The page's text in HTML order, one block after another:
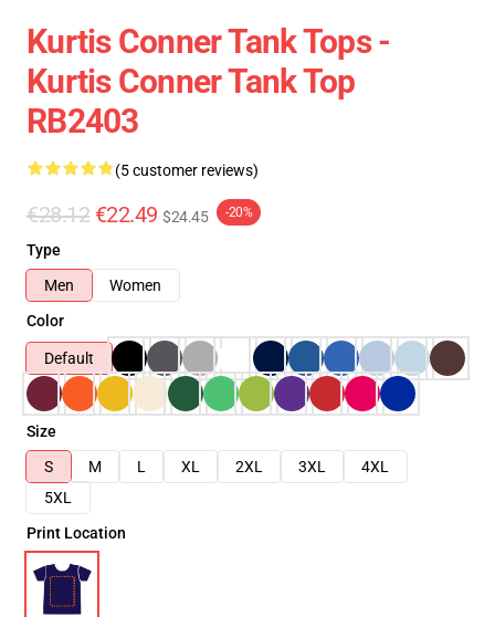
Kurtis Conner Tank Tops -
Kurtis Conner Tank Top
RB2403
(5 customer reviews)
€28.12 €22.49 $24.45 -20%
Type
Men
Women
Color
Default
Size
S
M L XL 2XL 3XL
4XL
5XL
Print Location